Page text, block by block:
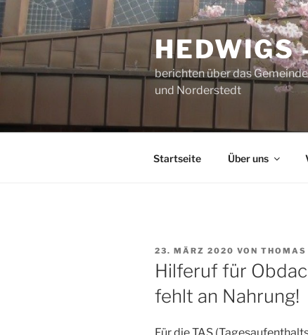
Zum
Inhalt
springen
HEDWIGS
berichten über das
und Norderstedt
Startseite Über uns
VERÖFFENTLICHT
AM
23. MÄRZ 2020 VON THOMAS
Hilferuf für
fehlt an Nahrung!